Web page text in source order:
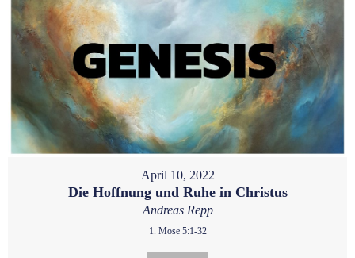
April 10, 2022
Die Hoffnung und Ruhe in Christus
Andreas Repp
1. Mose 5:1-32